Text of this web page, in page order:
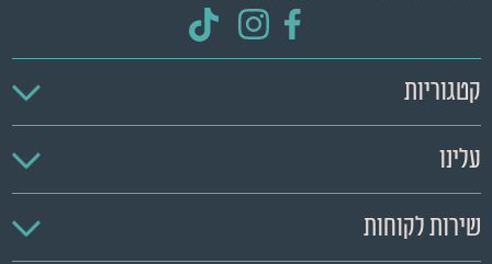
קטגוריות
עלינו
שירות לקוחות